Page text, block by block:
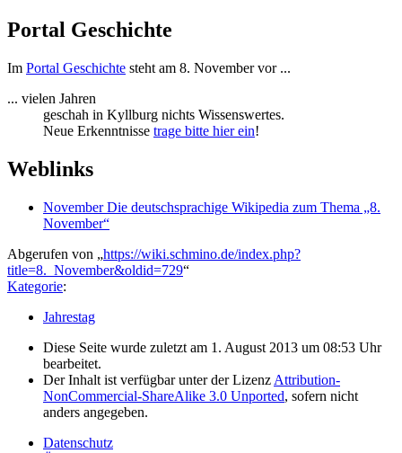
Portal Geschichte
Im Portal Geschichte steht am 8. November vor ...
... vielen Jahren
geschah in Kyllburg nichts Wissenswertes.
Neue Erkenntnisse trage bitte hier ein!
Weblinks
November Die deutschsprachige Wikipedia zum Thema „8.
November“
Abgerufen von „https://wiki.schmino.de/index.php?
title=8._November&oldid=729“
Kategorie:
Jahrestag
Diese Seite wurde zuletzt am 1. August 2013 um 08:53 Uhr
bearbeitet.
Der Inhalt ist verfügbar unter der Lizenz Attribution-
NonCommercial-ShareAlike 3.0 Unported, sofern nicht
anders angegeben.
Datenschutz